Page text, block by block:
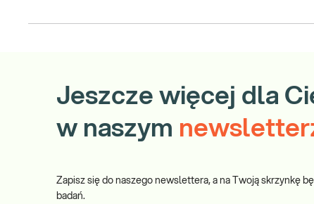
Jeszcze więcej dla
w naszym
Zapisz się do naszego newslettera, a na Twoją skrzynkę
badań.